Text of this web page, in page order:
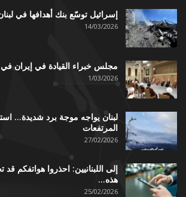
إسرائيل توسّع بنك أهدافها في
14/03/2026
مجلس خبراء القيادة في إيران
1/03/2026
لبنان يواجه موجة برد شديدة…
المرتفعات
27/02/2026
إلى اللبنانيين: احذروا هواتفكم
هذه…
25/02/2026